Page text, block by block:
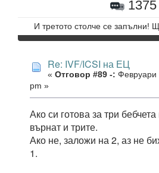
1375
И третото столче се запълни!
Re: IVF/ICSI на ЕЦ
« Отговор #89 -: Февруари
pm »
Ако си готова за три
върнат и трите.
Ако не, заложи на 2, аз не
1.